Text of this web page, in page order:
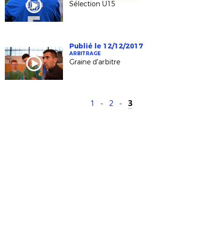
Sélection U15
Publié le 12/12/2017
ARBITRAGE
Graine d'arbitre
1 - 2 - 3